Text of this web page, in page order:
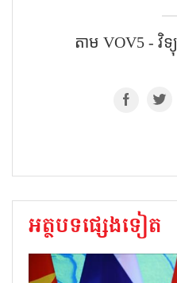
តាម VOV5 -
អត្ថបទផ្សេងទៀត